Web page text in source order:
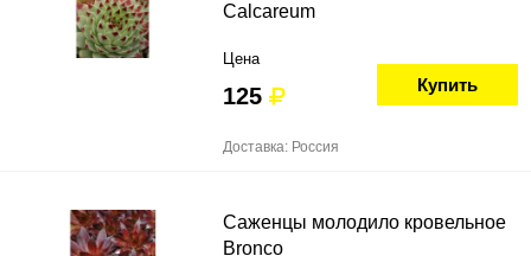
Calcareum
Цена
125 Купить
Доставка: Россия
Саженцы молодило кровельное
Bronco